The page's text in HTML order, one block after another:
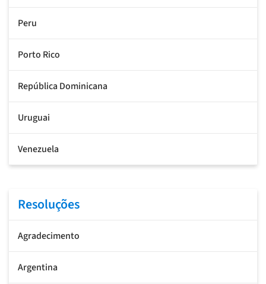
Peru
Porto Rico
República Dominicana
Uruguai
Venezuela
Resoluções
Agradecimento
Argentina